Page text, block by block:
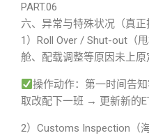
PART.06
六、异常与特殊状况（真正
1）Roll Over / Shut-out（
舱、配载调整等原因未上原
操作动作：第一时间告
取改配下一班 → 更新新的
2）Customs Inspection（